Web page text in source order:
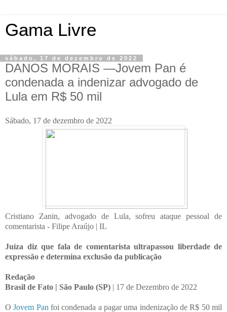
Gama Livre
sábado, 17 de dezembro de 2022
DANOS MORAIS —Jovem Pan é
condenada a indenizar advogado de
Lula em R$ 50 mil
Sábado, 17 de dezembro de 2022
Cristiano Zanin, advogado de Lula, sofreu ataque pessoal de
comentarista - Filipe Araújo | IL
Juíza diz que fala de comentarista ultrapassou liberdade de
expressão e determina exclusão da publicação
Redação
Brasil de Fato | São Paulo (SP) | 17 de Dezembro de 2022
OJovem Panfoi condenada a pagar uma indenização de R$ 50 mil